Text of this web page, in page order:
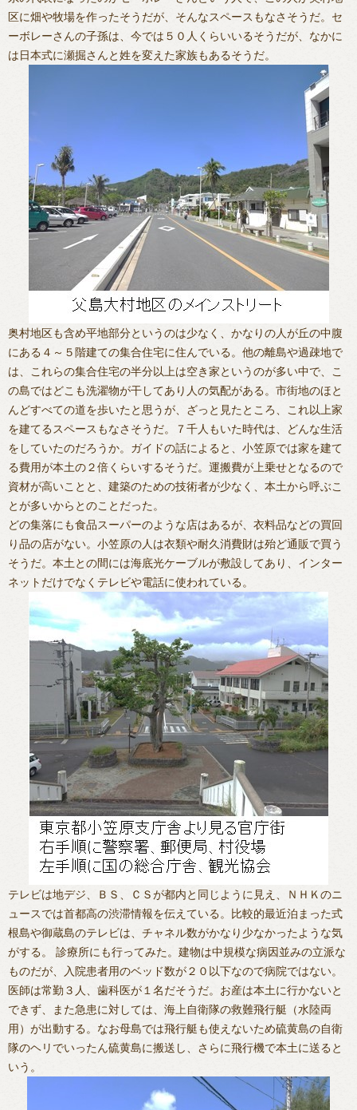
区に畑や牧場を作ったそうだが、そんなスペースもなさそうだ。セ
ーボレーさんの子孫は、今では５０人くらいいるそうだが、なかに
は日本式に瀬掘さんと姓を変えた家族もあるそうだ。
奥村地区も含め平地部分というのは少なく、かなりの人が丘の中腹
にある４～５階建ての集合住宅に住んでいる。他の離島や過疎地で
は、これらの集合住宅の半分以上は空き家というのが多い中で、こ
の島ではどこも洗濯物が干してあり人の気配がある。市街地のほと
んどすべての道を歩いたと思うが、ざっと見たところ、これ以上家
を建てるスペースもなさそうだ。７千人もいた時代は、どんな生活
をしていたのだろうか。ガイドの話によると、小笠原では家を建て
る費用が本土の２倍くらいするそうだ。運搬費が上乗せとなるので
資材が高いことと、建築のための技術者が少なく、本土から呼ぶこ
とが多いからとのことだった。
どの集落にも食品スーパーのような店はあるが、衣料品などの買回
り品の店がない。小笠原の人は衣類や耐久消費財は殆ど通販で買う
そうだ。本土との間には海底光ケーブルが敷設してあり、インター
ネットだけでなくテレビや電話に使われている。
テレビは地デジ、ＢＳ、ＣＳが都内と同じように見え、ＮＨＫのニ
ュースでは首都高の渋滞情報を伝えている。比較的最近泊まった式
根島や御蔵島のテレビは、チャネル数がかなり少なかったような気
がする。 診療所にも行ってみた。建物は中規模な病因並みの立派な
ものだが、入院患者用のベッド数が２０以下なので病院ではない。
医師は常勤３人、歯科医が１名だそうだ。お産は本土に行かないと
できず、また急患に対しては、海上自衛隊の救難飛行艇（水陸両
用）が出動する。なお母島では飛行艇も使えないため硫黄島の自衛
隊のヘリでいったん硫黄島に搬送し、さらに飛行機で本土に送ると
いう。